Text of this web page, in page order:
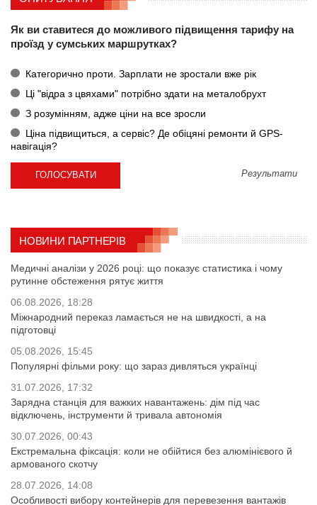
Як ви ставитеся до можливого підвищення тарифу на
проїзд у сумських маршрутках?
Категорично проти. Зарплати не зростали вже рік
Ці "відра з цвяхами" потрібно здати на металобрухт
З розумінням, адже ціни на все зросли
Ціна підвищиться, а сервіс? Де обіцяні ремонти й GPS-
навігація?
Результати
НОВИНИ ПАРТНЕРІВ
Медичні аналізи у 2026 році: що показує статистика і чому
рутинне обстеження рятує життя
06.08.2026, 18:28
Міжнародний переказ ламається не на швидкості, а на
підготовці
05.08.2026, 15:45
Популярні фільми року: що зараз дивляться українці
31.07.2026, 17:32
Зарядна станція для важких навантажень: дім під час
відключень, інструменти й тривала автономія
30.07.2026, 00:43
Екстремальна фіксація: коли не обійтися без алюмінієвого й
армованого скотчу
28.07.2026, 14:08
Особливості вибору контейнерів для перевезення вантажів